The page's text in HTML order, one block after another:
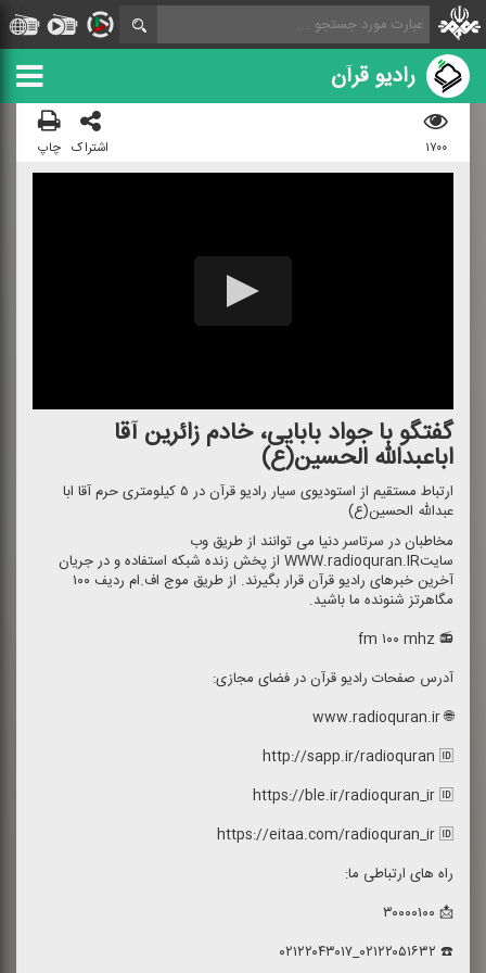
رادیو قرآن
۱۷۰۰ اشتراک چاپ
گفتگو با جواد بابایی، خادم زائرین آقا
اباعبدالله الحسین(ع)
ارتباط مستقیم از استودیوی سیار رادیو قرآن در ۵ كیلومتری حرم آقا ابا
عبدالله الحسین(ع)
مخاطبان در سرتاسر دنیا می توانند از طریق وب
سایتWWW.radioquran.IR از پخش زنده شبكه استفاده و در جریان
آخرین خبرهای رادیو قرآن قرار بگیرند. از طریق موج اف.ام ردیف ۱۰۰
مگاهرتز شنونده ما باشید.
📻 fm ۱۰۰ mhz
آدرس صفحات رادیو قرآن در فضای مجازی:
🌐 www.radioquran.ir
http://sapp.ir/radioquran 🆔
https://ble.ir/radioquran_ir 🆔
https://eitaa.com/radioquran_ir 🆔
راه های ارتباطی ما:
📩 ۳۰۰۰۰۱۰۰
☎️ ۰۲۱۲۲۰۵۱۶۳۲_۰۲۱۲۲۰۴۳۰۱۷